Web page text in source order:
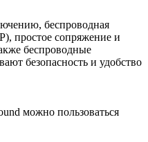
беспроводная
простое сопряжение и
беспроводные
безопасность и удобство
можно пользоваться